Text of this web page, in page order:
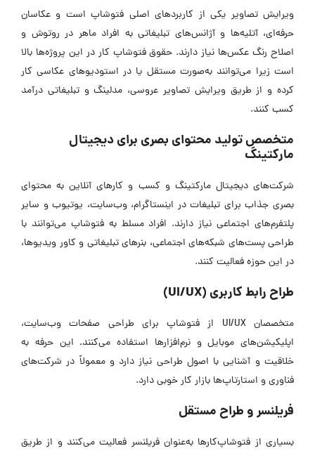
ویرایش تصاویر یکی از کاربردهای اصلی فتوشاپ است و عکاسان
حرفه‌ای، آتلیه‌ها و آژانس‌های تبلیغاتی به افراد ماهر در روتوش و
اصلاح رنگ عکس‌ها نیاز دارند. حقوق فتوشاپ کار در این پروژه‌ها بالا
است زیرا می‌توانند به‌صورت مستقل یا در استودیوهای عکاسی کار
کرده و از طریق ویرایش تصاویر عروسی، مدلینگ و تبلیغاتی درآمد
کسب کنند.
متخصص تولید محتوای بصری برای دیجیتال
مارکتینگ
شرکت‌های دیجیتال مارکتینگ و کسب‌ و کارهای آنلاین به محتوای
بصری جذاب برای تبلیغات در اینستاگرام، وب‌سایت، یوتیوب و سایر
پلتفرم‌های اجتماعی نیاز دارند. افراد مسلط به فتوشاپ می‌توانند با
طراحی پست‌های شبکه‌های اجتماعی، بنرهای تبلیغاتی و کاور ویدیوها،
در این حوزه فعالیت کنند.
طراح رابط کاربری (UI/UX)
متخصصان UI/UX از فتوشاپ برای طراحی صفحات وب‌سایت،
اپلیکیشن‌های موبایل و نرم‌افزارها استفاده می‌کنند. این حرفه به
خلاقیت و آشنایی با اصول طراحی نیاز دارد و معمولاً در شرکت‌های
فناوری و استارتاپ‌ها بازار کار خوبی دارد.
فریلنسر و طراح مستقل
بسیاری از فتوشاپ‌کار‌ها به‌عنوان فریلنسر فعالیت می‌کنند و از طریق